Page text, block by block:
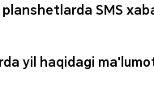
SMS
yil haqidagi